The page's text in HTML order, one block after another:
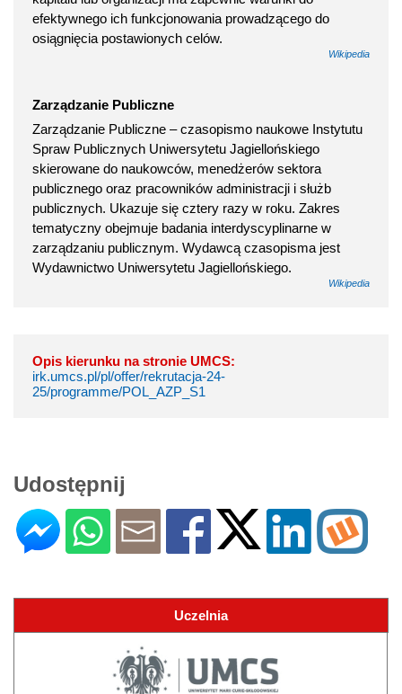
efektywnego ich funkcjonowania prowadzącego do
osiągnięcia postawionych celów.
Wikipedia
Zarządzanie Publiczne
Zarządzanie Publiczne – czasopismo naukowe Instytutu
Spraw Publicznych Uniwersytetu Jagiellońskiego
skierowane do naukowców, menedżerów sektora
publicznego oraz pracowników administracji i służb
publicznych. Ukazuje się cztery razy w roku. Zakres
tematyczny obejmuje badania interdyscyplinarne w
zarządzaniu publicznym. Wydawcą czasopisma jest
Wydawnictwo Uniwersytetu Jagiellońskiego.
Wikipedia
Opis kierunku na stronie UMCS:
irk.umcs.pl/pl/offer/rekrutacja-24-
25/programme/POL_AZP_S1
Udostępnij
Uczelnia